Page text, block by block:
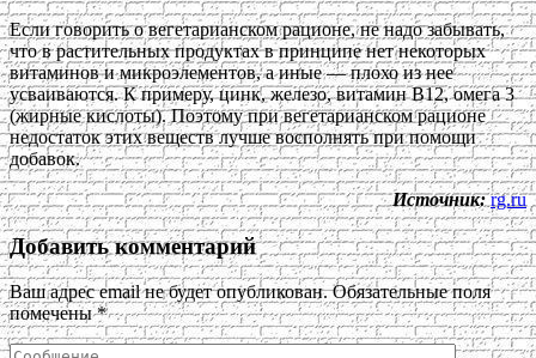
Если говорить о вегетарианском рационе, не надо забывать,
что в растительных продуктах в принципе нет некоторых
витаминов и микроэлементов, а иные — плохо из нее
усваиваются. К примеру, цинк, железо, витамин В12, омега 3
(жирные кислоты). Поэтому при вегетарианском рационе
недостаток этих веществ лучше восполнять при помощи
добавок.
Источник: rg.ru
Добавить комментарий
Ваш адрес email не будет опубликован. Обязательные поля
помечены*